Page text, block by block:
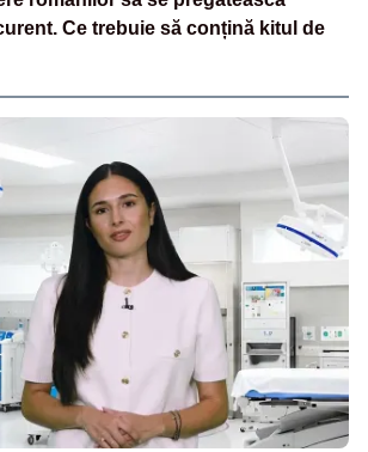
Ce trebuie să conțină kitul de